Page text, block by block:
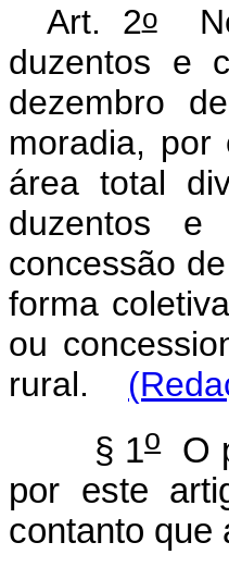
Art. 2o
duzentos e
dezembro
moradia, por
área total
duzentos e
concessão
forma
ou
rural.
§ 1oO
por este
contanto que